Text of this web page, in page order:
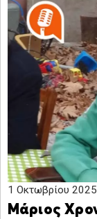
1 Οκτωβρίου 2025
Μάριος